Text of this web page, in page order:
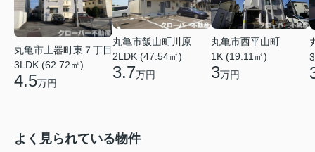
丸亀市土器町東７丁目
3LDK (62.72㎡)
4.5万円
丸亀市飯山町川原
2LDK (47.54㎡)
3.7万円
丸亀市西平山町
1K (19.11㎡)
3万円
よく見られている物件